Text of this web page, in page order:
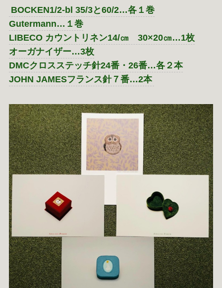
BOCKEN1/2-bl 35/3と60/2…各１巻
Gutermann…１巻
LIBECO カウントリネン14/㎝ 30×20㎝…1枚
オーガナイザー…3枚
DMCクロスステッチ針24番・26番…各２本
JOHN JAMESフランス針７番…2本